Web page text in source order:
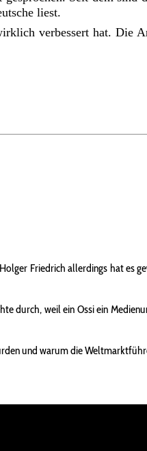
liest.
verbessert hat. Die
Friedrich allerdings hat
durch, weil ein Ossi ein
und warum die